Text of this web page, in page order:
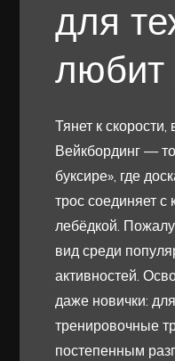
для
любит
Тянет к скорости,
Вейкбординг —
буксире», где
трос соединяет
лебёдкой.
вид среди
активностей.
даже новички:
тренировочные
постепенным